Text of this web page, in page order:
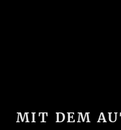
MIT DEM